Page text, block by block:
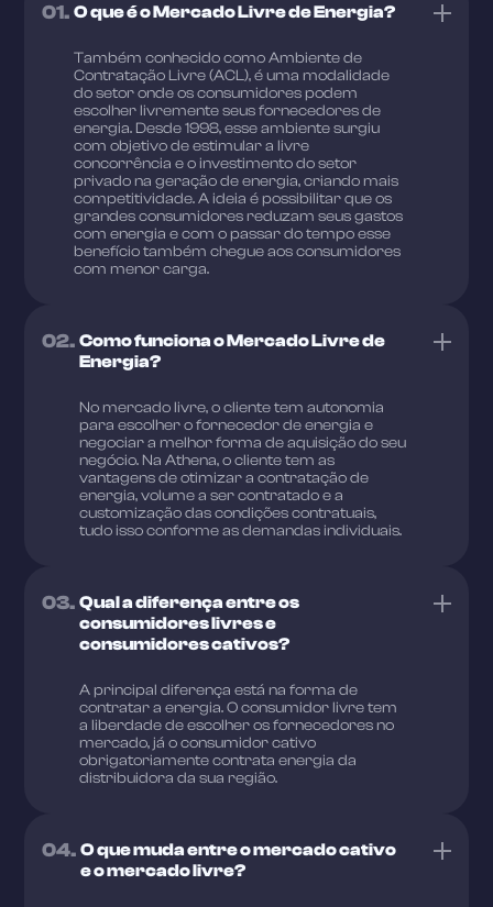
01. O que é o Mercado Livre de Energia?
Também conhecido como Ambiente de
Contratação Livre (ACL), é uma modalidade
do setor onde os consumidores podem
escolher livremente seus fornecedores de
energia. Desde 1998, esse ambiente surgiu
com objetivo de estimular a livre
concorrência e o investimento do setor
privado na geração de energia, criando mais
competitividade. A ideia é possibilitar que os
grandes consumidores reduzam seus gastos
com energia e com o passar do tempo esse
benefício também chegue aos consumidores
com menor carga.
02. Como funciona o Mercado Livre de
Energia?
No mercado livre, o cliente tem autonomia
para escolher o fornecedor de energia e
negociar a melhor forma de aquisição do seu
negócio. Na Athena, o cliente tem as
vantagens de otimizar a contratação de
energia, volume a ser contratado e a
customização das condições contratuais,
tudo isso conforme as demandas individuais.
03. Qual a diferença entre os
consumidores livres e
consumidores cativos?
A principal diferença está na forma de
contratar a energia. O consumidor livre tem
a liberdade de escolher os fornecedores no
mercado, já o consumidor cativo
obrigatoriamente contrata energia da
distribuidora da sua região.
04. O que muda entre o mercado cativo
e o mercado livre?